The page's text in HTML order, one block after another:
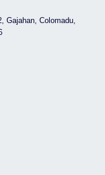
Gajahan, Colomadu,